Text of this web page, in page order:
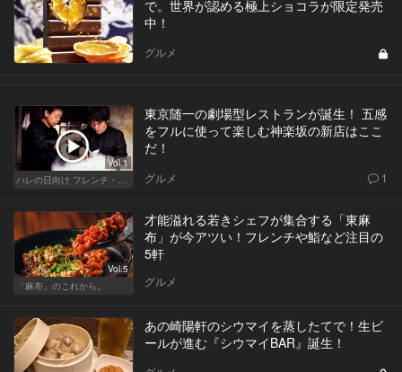
で。世界が認める極上ショコラが限定発売
中！
グルメ
Vol.1
ハレの日向け フレンチ・高級店
東京随一の劇場型レストランが誕生！ 五感
をフルに使って楽しむ神楽坂の新店はここ
だ！
グルメ 1
Vol.5
「麻布」のこれから。
才能溢れる若きシェフが集合する「東麻
布」が今アツい！フレンチや鮨など注目の
5軒
グルメ
あの崎陽軒のシウマイを蒸したてで！生ビ
ールが進む『シウマイBAR』誕生！